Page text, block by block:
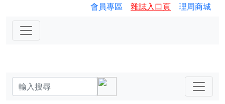
會員專區 雜誌入口頁 理周商城